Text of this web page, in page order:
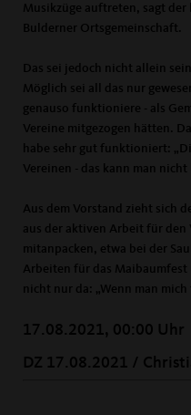
Musikzüge auftreten, sagt
Bulderner Ortsgemeinschaft.
Das sei jedoch nicht allein
Möglich sei all das nur
genauso funktioniere - als
Vereine mitgezogen hätten.
habe sehr gut funktioniert:
Vereinen - das kann man nicht
Aus dem Vorstand zieht sich
aus der aktiven Arbeit für den
mitanpacken, etwa bei der
Arbeiten für das Maibaumfest
nicht nur da: „Wenn man
17.08.2021, 00:00 Uhr
DZ 17.08.2021 /